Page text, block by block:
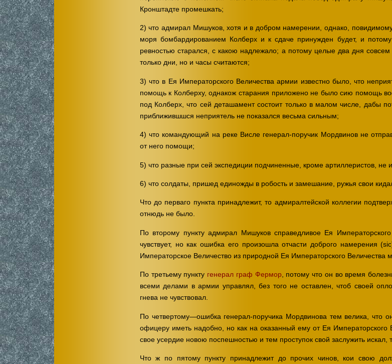
Кронштадте промешкать;
2) что адмирал Мишуков, хотя и в добром намерении, однако,
моря бомбардированием Колберх и к сдаче принужден будет, и
ревностью старался, с какою надлежало; а потому целые два дня
только дни, но и часы считаются;
3) что в Ея Императорского Величества армии известно было, что
помощь к Колберху, однакож старания приложено не было сию помощь
под Колберх, что сей деташамент состоит только в малом числе, дабы
приближившшся неприятель не показался весьма сильным;
4) что командующий на реке Висле генерал-поручик Мордвинов не
от него помощи;
5) что разные при сей экспедиции подчиненные, кроме артиллеристов, не
6) что солдаты, пришед единожды в робость и замешание, ружья свои
Что до перваго пункта принадлежит, то адмиралтейской коллегии
отнюдь не было.
По второму пункту адмирал Мишуков справедливое Ея
чувствует, но как ошибка его произошла отчасти доброго намерения
Императорское Величество из природной Ея Императорского Величества
По третьему пункту генерал граф Фермор, потому что он во время
всеми делами в армии управлял, без того не оставлен, чтоб своей
гнева не чувствовал.
По четвертому—ошибка генерал-поручика Мордвинова тем велика, что
офицеру иметь надобно, но как на оказанный ему от Ея Императорского
свое усердие новою поспешностью и тем проступок свой заслужить искал,
Что ж по пятому пункту принадлежит до прочих чинов, кои свою